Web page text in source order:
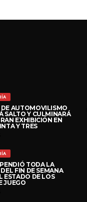
DE AUTOMOVILISMO
SALTO Y CULMINARÁ
EXHIBICIÓN EN
Y TRES
TODA LA
FIN DE SEMANA
ESTADO DE LOS
JUEGO